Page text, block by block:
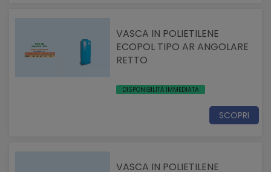
VASCA IN POLIETILENE
ECOPOL TIPO AR ANGOLARE
RETTO
DISPONIBILITÀ IMMEDIATA
SCOPRI
VASCA IN POLIETILENE